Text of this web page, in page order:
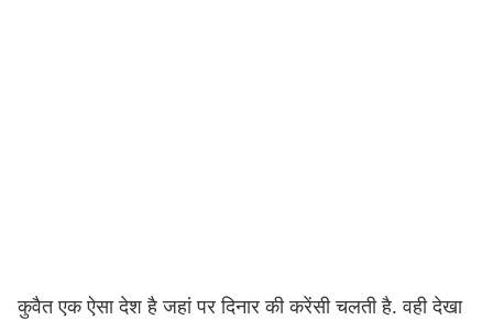
कुवैत एक ऐसा देश है जहां पर दिनार की करेंसी चलती है. वही देखा